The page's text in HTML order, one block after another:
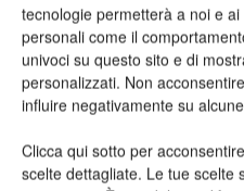
tecnologie permetterà a noi e
personali come il
univoci su questo sito e di
personalizzati. Non
influire negativamente su
Clicca qui sotto per
scelte dettagliate. Le tue scelte
grande formato, disponibili in
scansione per un’elevata
Valeria Teruzzi 20/05/2014
Supporti
per la stampa di...